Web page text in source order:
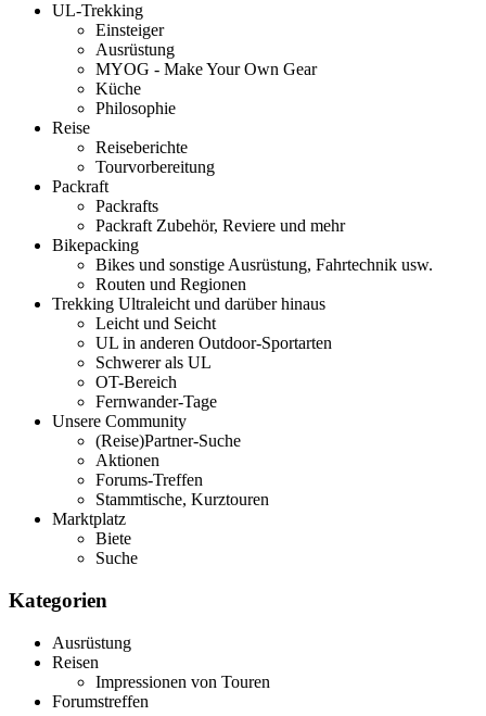
UL-Trekking
Einsteiger
Ausrüstung
MYOG - Make Your Own Gear
Küche
Philosophie
Reise
Reiseberichte
Tourvorbereitung
Packraft
Packrafts
Packraft Zubehör, Reviere und mehr
Bikepacking
Bikes und sonstige Ausrüstung, Fahrtechnik usw.
Routen und Regionen
Trekking Ultraleicht und darüber hinaus
Leicht und Seicht
UL in anderen Outdoor-Sportarten
Schwerer als UL
OT-Bereich
Fernwander-Tage
Unsere Community
(Reise)Partner-Suche
Aktionen
Forums-Treffen
Stammtische, Kurztouren
Marktplatz
Biete
Suche
Kategorien
Ausrüstung
Reisen
Impressionen von Touren
Forumstreffen